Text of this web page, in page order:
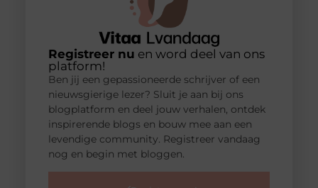
Registreer nu en word deel van ons
platform!
Ben jij een gepassioneerde schrijver of een
nieuwsgierige lezer? Sluit je aan bij ons
blogplatform en deel jouw verhalen, ontdek
inspirerende blogs en bouw mee aan een
levendige community. Registreer vandaag
nog en begin met bloggen.